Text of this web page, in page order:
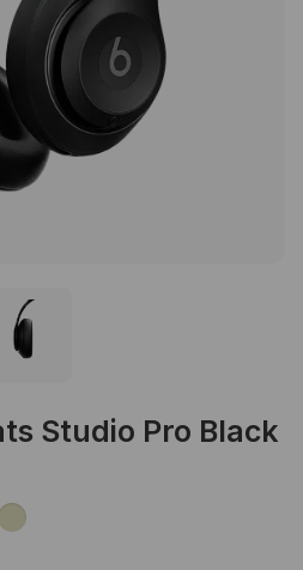
Studio Pro Black